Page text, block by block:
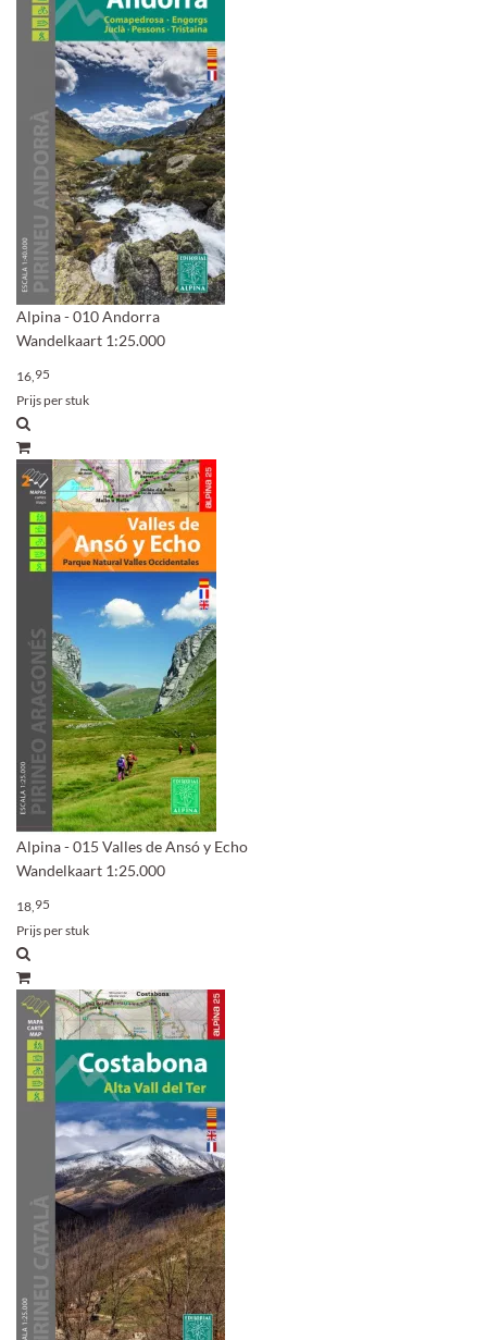
Alpina - 010 Andorra
Wandelkaart 1:25.000
16,95
Prijs per stuk
Alpina - 015 Valles de Ansó y Echo
Wandelkaart 1:25.000
18,95
Prijs per stuk